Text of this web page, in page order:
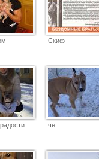
Скиф
чё